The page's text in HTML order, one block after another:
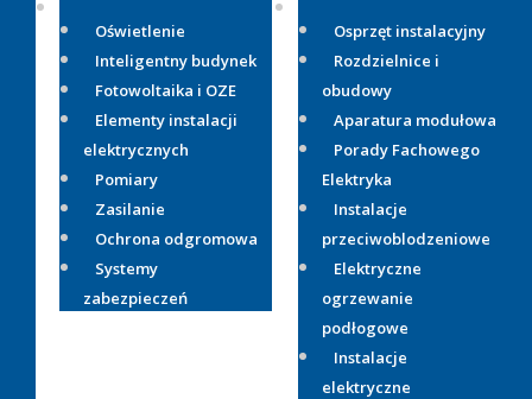
Oświetlenie
Inteligentny budynek
Fotowoltaika i OZE
Elementy instalacji
elektrycznych
Pomiary
Zasilanie
Ochrona odgromowa
Systemy
zabezpieczeń
Osprzęt instalacyjny
Rozdzielnice i
obudowy
Aparatura modułowa
Porady Fachowego
Elektryka
Instalacje
przeciwoblodzeniowe
Elektryczne
ogrzewanie
podłogowe
Instalacje
elektryczne